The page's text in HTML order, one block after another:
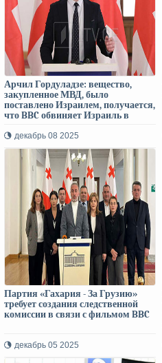
Арчил Гордуладзе: вещество,
закупленное МВД, было
поставлено Израилем, получается,
что BBC обвиняет Израиль в
вещества
декабрь 08 2025
Партия «Гахария - За Грузию»
требует создания следственной
комиссии в связи с фильмом BBC
декабрь 05 2025